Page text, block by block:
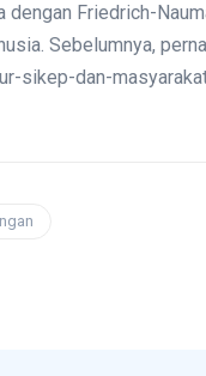
dengan Friedrich-
Sebelumnya,
sikep-dan-